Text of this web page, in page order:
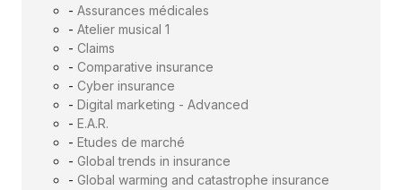
- Assurances médicales
- Atelier musical 1
- Claims
- Comparative insurance
- Cyber insurance
- Digital marketing - Advanced
- E.A.R.
- Etudes de marché
- Global trends in insurance
- Global warming and catastrophe insurance